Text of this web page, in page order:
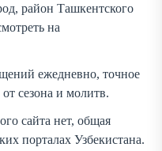
район Ташкентского
на
ежедневно, точное
сезона и молитв.
сайта нет, общая
порталах Узбекистана.